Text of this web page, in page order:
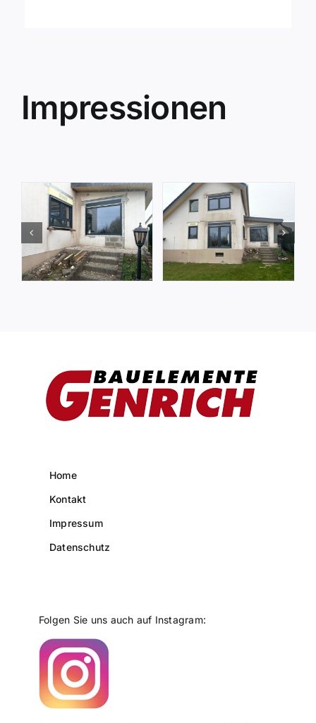
Impressionen
Home
Kontakt
Impressum
Datenschutz
Folgen Sie uns auch auf Instagram: